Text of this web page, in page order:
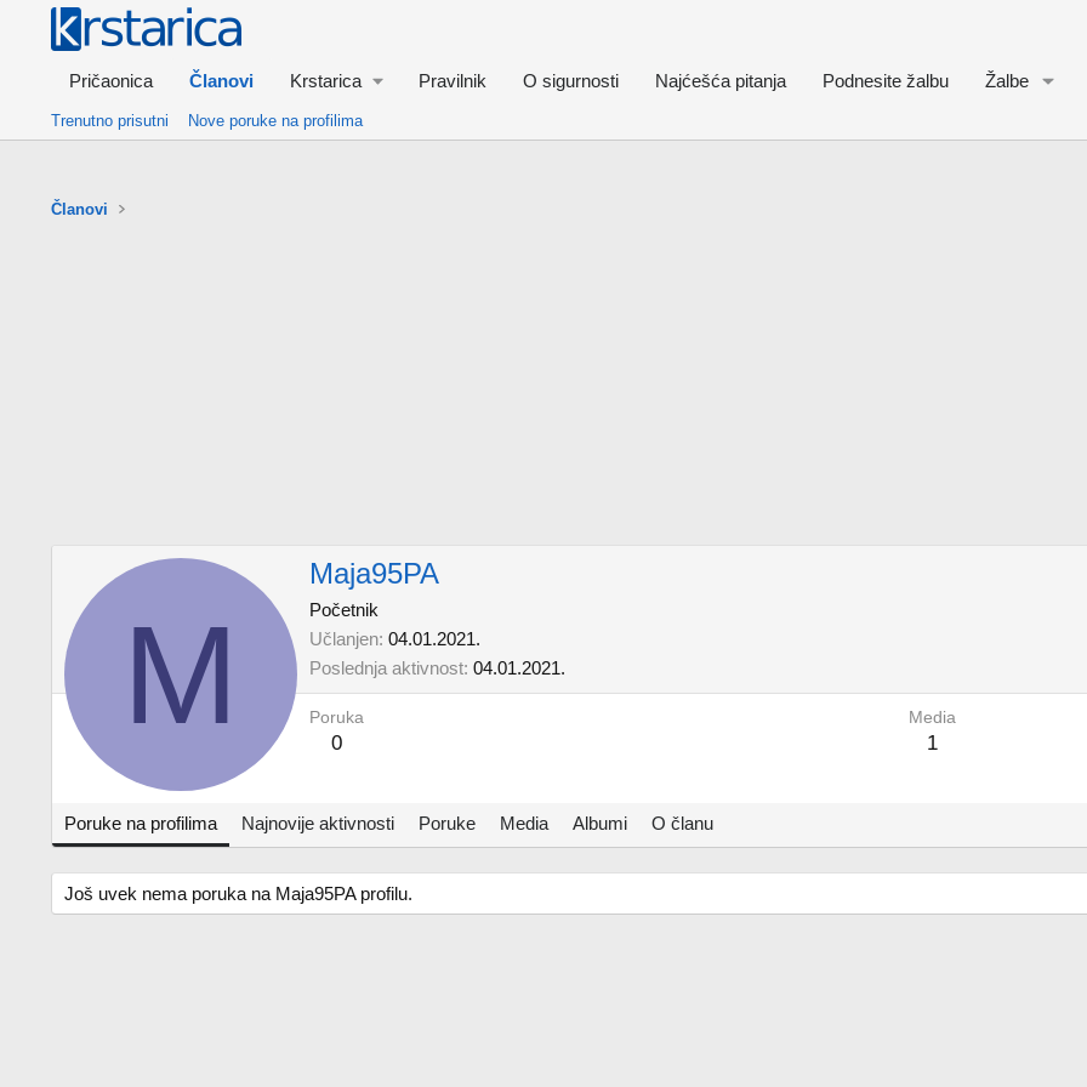
Pričaonica Članovi Krstarica Pravilnik O sigurnosti Najćešća pitanja Podnesite žalbu Žalbe
Trenutno prisutni Nove poruke na profilima
Članovi
M
Maja95PA
Početnik
Učlanjen 04.01.2021.
Poslednja aktivnost 04.01.2021.
Poruka
0
Media
1
Poruke na profilima Najnovije aktivnosti Poruke Media Albumi O članu
Još uvek nema poruka na Maja95PA profilu.